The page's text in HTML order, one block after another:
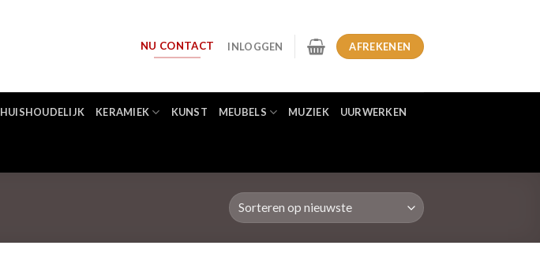
NU CONTACT INLOGGEN AFREKENEN
HUISHOUDELIJK KERAMIEK KUNST MEUBELS MUZIEK UURWERKEN